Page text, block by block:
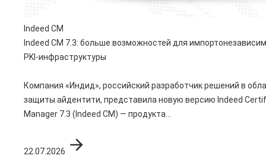
Indeed CM
Indeed CM 7.3: больше возможностей для
PKI-инфраструктуры
Компания «Индид», российский разработчик решений в
защиты айдентити, представила новую версию Indeed
Manager 7.3 (Indeed CM) — продукта...
22.07.2026